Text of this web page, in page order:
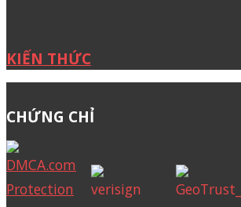
KIẾN THỨC
CHỨNG CHỈ